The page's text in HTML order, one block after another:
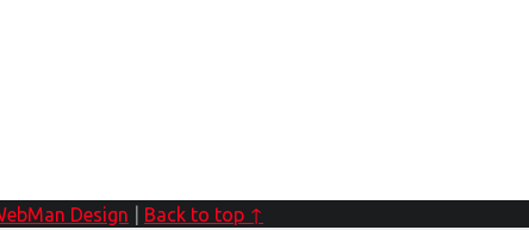
Design Back to top ↑